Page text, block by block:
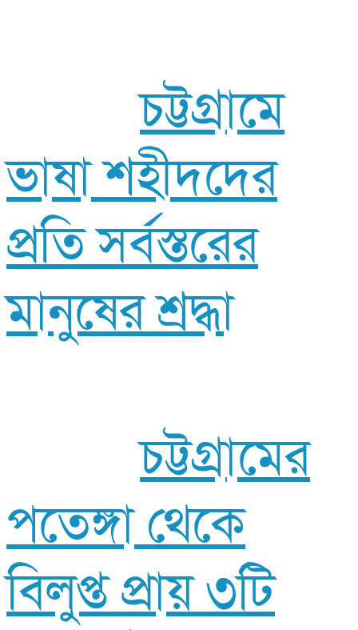
চট্টগ্রামে
ভাষা শহীদদের
প্রতি সর্বস্তরের
মানুষের শ্রদ্ধা
চট্টগ্রামের
পতেঙ্গা থেকে
বিলুপ্ত প্রায় ৩টি